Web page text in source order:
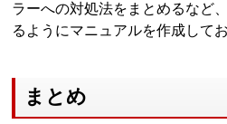
ラーへの対処法をまとめるなど
るようにマニュアルを作成して
まとめ